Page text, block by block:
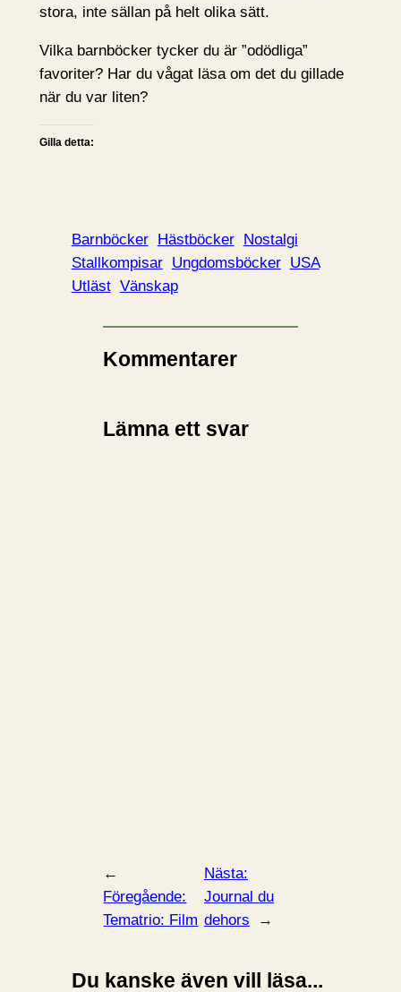
stora, inte sällan på helt olika sätt.
Vilka barnböcker tycker du är ”odödliga”
favoriter? Har du vågat läsa om det du gillade
när du var liten?
Gilla detta:
Barnböcker Hästböcker
Nostalgi
Stallkompisar Ungdomsböcker USA
Utläst Vänskap
Kommentarer
Lämna ett svar
←
Föregående:
Tematrio: Film
Nästa:
Journal du
dehors
→
Du kanske även vill läsa...